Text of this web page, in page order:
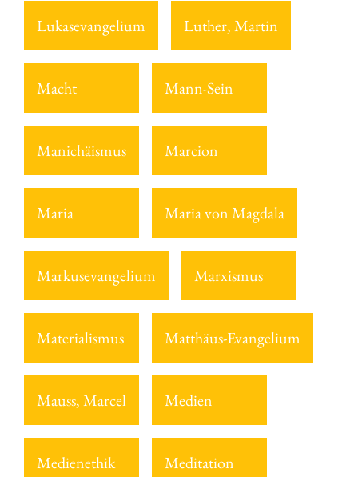
Lukasevangelium Luther, Martin
Macht Mann-Sein
Manichäismus Marcion
Maria Maria von Magdala
Markusevangelium Marxismus
Materialismus Matthäus-Evangelium
Mauss, Marcel Medien
Medienethik Meditation